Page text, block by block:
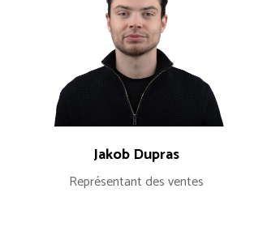
Jakob Dupras
Représentant des ventes